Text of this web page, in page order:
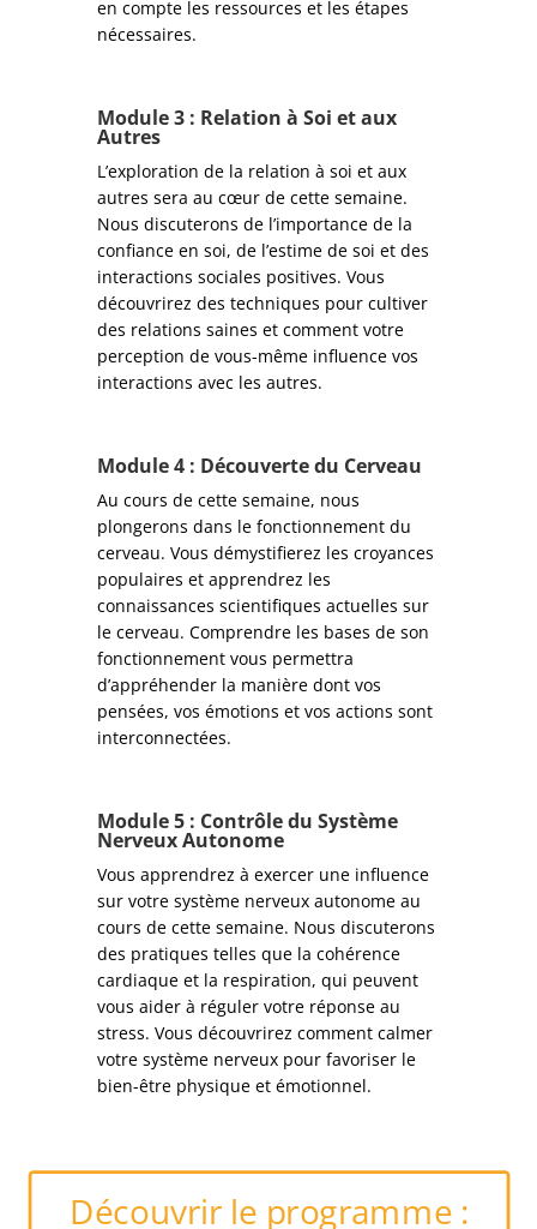
en compte les ressources et les étapes
nécessaires.
Module3 : Relation à Soi et aux
Autres
L’exploration de la relation à soi et aux
autres sera au cœur de cette semaine.
Nous discuterons de l’importance de la
confiance en soi, de l’estime de soi et des
interactions sociales positives. Vous
découvrirez des techniques pour cultiver
des relations saines et comment votre
perception de vous-même influence vos
interactions avec les autres.
Module4 : Découverte du Cerveau
Au cours de cette semaine, nous
plongerons dans le fonctionnement du
cerveau. Vous démystifierez les croyances
populaires et apprendrez les
connaissances scientifiques actuelles sur
le cerveau. Comprendre les bases de son
fonctionnement vous permettra
d’appréhender la manière dont vos
pensées, vos émotions et vos actions sont
interconnectées.
Module5 : Contrôle du Système
Nerveux Autonome
Vous apprendrez à exercer une influence
sur votre système nerveux autonome au
cours de cette semaine. Nous discuterons
des pratiques telles que la cohérence
cardiaque et la respiration, qui peuvent
vous aider à réguler votre réponse au
stress. Vous découvrirez comment calmer
votre système nerveux pour favoriser le
bien-être physique et émotionnel.
Découvrir le programme :